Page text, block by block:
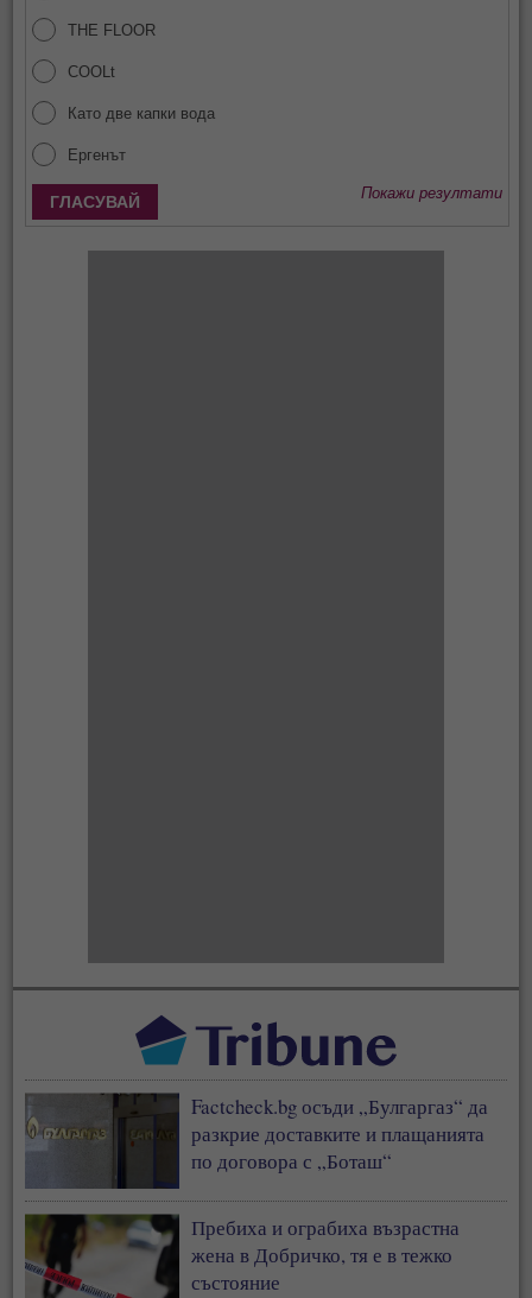
THE FLOOR
COOLt
Като две капки вода
Ергенът
Покажи резултати
Factcheck.bg осъди „Булгаргаз“ да
разкрие доставките и плащанията
по договора с „Боташ“
Пребиха и ограбиха възрастна
жена в Добричко, тя е в тежко
състояние